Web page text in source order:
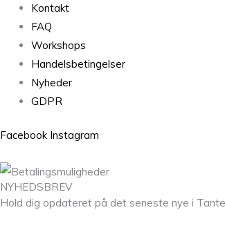
Kontakt
FAQ
Workshops
Handelsbetingelser
Nyheder
GDPR
Facebook Instagram
NYHEDSBREV
Hold dig opdateret på det seneste nye i